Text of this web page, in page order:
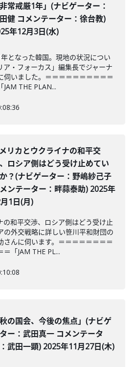
非常戒厳1年」(ナビゲーター：
健 コメンテーター：徐台教)
年12月3日(水)
となった韓国。現地の状況につい
ア・フォーカス」編集長でジャーナ
伺いました。＝＝＝＝＝＝＝＝＝＝
JAM THE PLAN...
リカとウクライナの和平交
ロシア側はどう受け止めてい
？(ナビゲーター：野嶋紗己子
ンテーター：畔蒜泰助) 2025年
1日(月)
の和平交渉、ロシア側はどう受け止
の外交戦略に詳しい笹川平和財団の
さんに伺います。＝＝＝＝＝＝＝＝
「JAM THE PL...
秋の国会、今後の焦点」(ナビゲ
ー：武田真一 コメンテータ
武田一顕) 2025年11月27日(木)